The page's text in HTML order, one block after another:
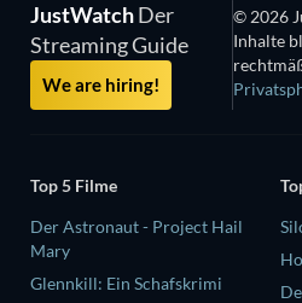
JustWatchDer
Streaming Guide
We are hiring!
© 2026
Inhalte
Top 5 Filme
Der Astronaut - Project Hail
Mary
Glennkill: Ein Schafskrimi